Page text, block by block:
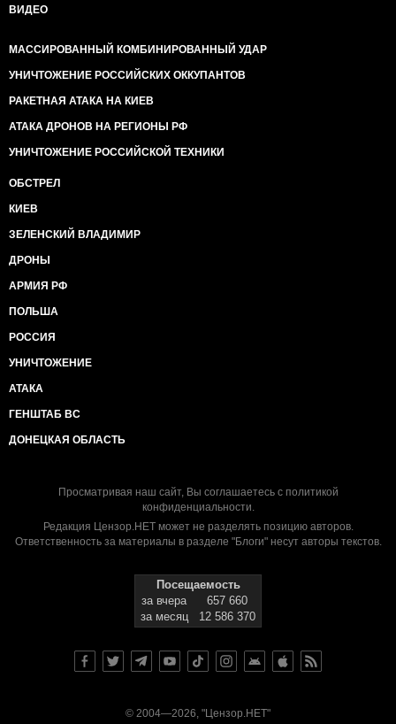
ВИДЕО
МАССИРОВАННЫЙ КОМБИНИРОВАННЫЙ УДАР
УНИЧТОЖЕНИЕ РОССИЙСКИХ ОККУПАНТОВ
РАКЕТНАЯ АТАКА НА КИЕВ
АТАКА ДРОНОВ НА РЕГИОНЫ РФ
УНИЧТОЖЕНИЕ РОССИЙСКОЙ ТЕХНИКИ
ОБСТРЕЛ
КИЕВ
ЗЕЛЕНСКИЙ ВЛАДИМИР
ДРОНЫ
АРМИЯ РФ
ПОЛЬША
РОССИЯ
УНИЧТОЖЕНИЕ
АТАКА
ГЕНШТАБ ВС
ДОНЕЦКАЯ ОБЛАСТЬ
Просматривая наш сайт, Вы соглашаетесь с политикой
конфиденциальности.
Редакция Цензор.НЕТ может не разделять позицию авторов.
Ответственность за материалы в разделе "Блоги" несут авторы текстов.
Посещаемость
за вчера
657 660
за месяц
12 586 370
© 2004—2026, "Цензор.НЕТ"